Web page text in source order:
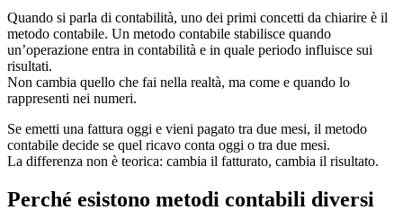
Quando si parla di contabilità, uno dei primi concetti da chiarire è il
metodo contabile. Un metodo contabile stabilisce quando
un’operazione entra in contabilità e in quale periodo influisce sui
risultati.
Non cambia quello che fai nella realtà, ma come e quando lo
rappresenti nei numeri.
Se emetti una fattura oggi e vieni pagato tra due mesi, il metodo
contabile decide se quel ricavo conta oggi o tra due mesi.
La differenza non è teorica: cambia il fatturato, cambia il risultato.
Perché esistono metodi contabili diversi